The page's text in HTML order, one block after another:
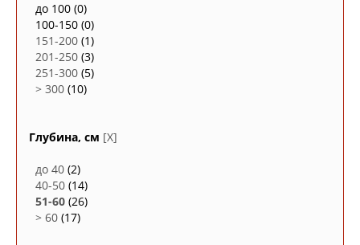
до 100 (0)
100-150 (0)
151-200 (1)
201-250 (3)
251-300 (5)
> 300 (10)
Глубина, см [X]
до 40 (2)
40-50 (14)
51-60 (26)
> 60 (17)